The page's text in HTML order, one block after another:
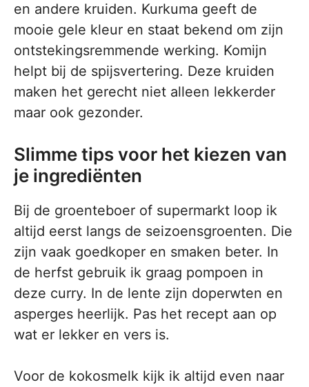
en andere kruiden. Kurkuma geeft de
mooie gele kleur en staat bekend om zijn
ontstekingsremmende werking. Komijn
helpt bij de spijsvertering. Deze kruiden
maken het gerecht niet alleen lekkerder
maar ook gezonder.
Slimme tips voor het kiezen van
je ingrediënten
Bij de groenteboer of supermarkt loop ik
altijd eerst langs de seizoensgroenten. Die
zijn vaak goedkoper en smaken beter. In
de herfst gebruik ik graag pompoen in
deze curry. In de lente zijn doperwten en
asperges heerlijk. Pas het recept aan op
wat er lekker en vers is.
Voor de kokosmelk kijk ik altijd even naar